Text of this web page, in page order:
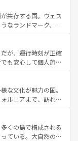
ス、プロヴァンスの
しみ方が可能だ。さ
ており、どの街角に
異なる文化を体験で
ス情報はコンテンツ一覧
きることがない。ベ
アルプスの絶景、そ
風景は必見。ビール
、新着の
てほしい。
共存する国。ウェス
なランドマーク、歴
優雅なアフタヌーン
国パブ、サッカー観
豊富。イギリスを旅
が、運行時刻が正確
も安心して個人旅行
らではのユニークな
く町歩きも満喫する
物価も高いが、旅行
る。 なお、新
参照してほしい。
な文化が魅力の国。
ルニアまで、訪れる
ング、エンターテイ
だ。一方、アメリカ
ャニオンやイエロー
くの島で構成される
ている。大自然の神